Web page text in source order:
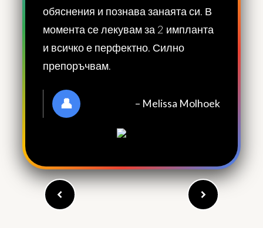
обяснения и познава занаята си. В
момента се лекувам за 2 импланта
и всичко е перфектно. Силно
препоръчвам.
– Melissa Molhoek